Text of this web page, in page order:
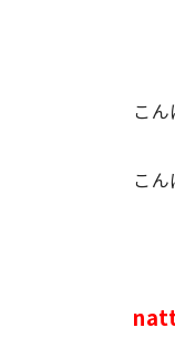
こん
こん